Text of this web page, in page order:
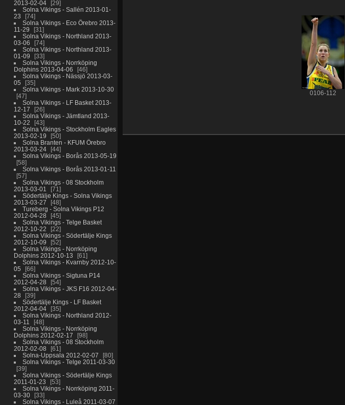
2013-02-04
29
Solna Vikings - Sallén 2013-01-
23
74
Solna Vikings - Eco Örebro 2013-
11-29
31
Solna Vikings - Northland 2013-
03-06
74
Solna Vikings - Northland 2013-
01-09
33
Solna Vikings - Norrköping
Dolphins 2013-04-06
46
Solna Vikings - Nässjö 2013-03-
05
35
Solna Vikings - Mark 2013-10-30
47
Solna Vikings - LF Basket 2013-
12-17
26
Solna Vikings - Jämtland 2013-
10-22
43
Solna Vikings - Stockholm Eagles
2013-02-19
50
Solna Branten - KFUM Örebro
2013-03-24
44
Solna Vikings - Borås 2013-05-19
58
Solna Vikings - Borås 2013-01-11
57
Solna Vikings - 08 Stockholm
2013-03-01
71
Södertälje Kings - Solna Vikings
2013-03-27
48
Tureberg - Solna Vikings P12
2012-04-28
45
Solna Vikings - Telge Basket
2012-10-22
22
Solna Vikings - Södertälje Kings
2012-10-09
52
Solna Vikings - Norrköping
Dolphins 2012-10-13
61
Solna Vikings - Kvarnby 2012-10-
05
66
Solna Vikings - Sigtuna P14
2012-04-28
54
Solna Vikings - JKS F16 2012-04-
28
39
Södertälje Kings - LF Basket
2012-04-04
35
Solna Vikings - Northland 2012-
03-11
48
Solna Vikings - Norrköping
Dolphins 2012-02-17
98
Solna Vikings - 08 Stockholm
2012-02-08
61
Solna-Uppsala 2012-02-07
80
Solna Vikings - Telge 2011-03-30
39
Solna Vikings - Södertälje Kings
2011-01-23
53
Solna Vikings - Norrköping 2011-
03-30
33
Solna Vikings - Luleå 2011-03-07
0106-112